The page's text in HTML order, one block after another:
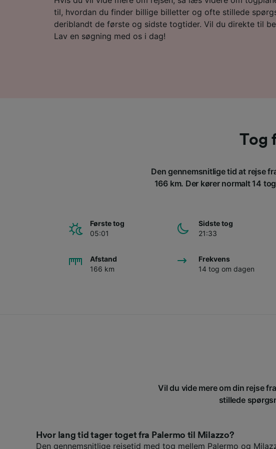
til, hvordan du finder billige billetter og ofte stillede
deriblandt de første og sidste togtider. Vil du direkte til
Lav en søgning med os i dag!
Tog
Den gennemsnitlige tid at rejse
166 km. Der kører normalt 14
Første tog
05:01
Sidste tog
21:33
Afstand
166 km
Frekvens
14 tog om dagen
Vil du vide mere om din rejse
stillede
Hvor lang tid tager toget fra Palermo til Milazzo?
Den gennemsnitlige rejsetid med tog mellem Palermo og